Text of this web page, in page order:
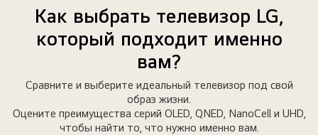
Как выбрать телевизор LG,
который подходит именно
вам?
Сравните и выберите идеальный телевизор под свой
образ жизни.
Оцените преимущества серий OLED, QNED, NanoCell и UHD,
чтобы найти то, что нужно именно вам.